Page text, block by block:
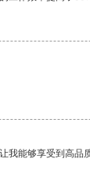
我能够享受到高品